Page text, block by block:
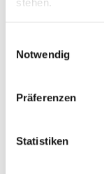
Notwendig
Präferenzen
Statistiken